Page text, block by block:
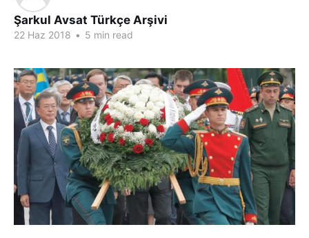
Şarkul Avsat Türkçe Arşivi
22 Haz 2018 • 5 min read